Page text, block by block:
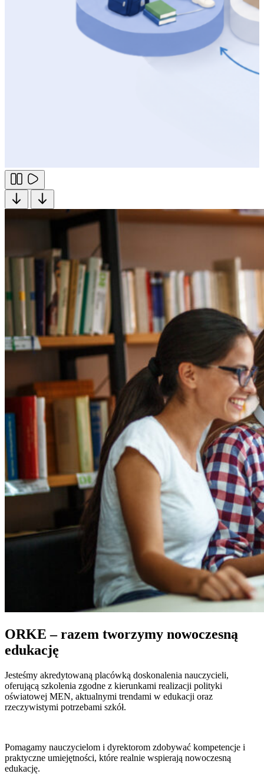
ORKE – razem tworzymy nowoczesną
edukację
Jesteśmy akredytowaną placówką doskonalenia nauczycieli,
oferującą szkolenia zgodne z kierunkami realizacji polityki
oświatowej MEN, aktualnymi trendami w edukacji oraz
rzeczywistymi potrzebami szkół.
Pomagamy nauczycielom i dyrektorom zdobywać kompetencje i
praktyczne umiejętności, które realnie wspierają nowoczesną
edukację.